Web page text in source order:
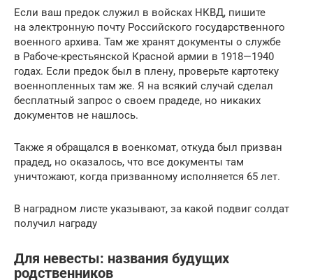
Если ваш предок служил в войсках НКВД, пишите
на электронную почту Российского государственного
военного архива. Там же хранят документы о службе
в Рабоче-крестьянской Красной армии в 1918—1940
годах. Если предок был в плену, проверьте картотеку
военнопленных там же. Я на всякий случай сделал
бесплатный запрос о своем прадеде, но никаких
документов не нашлось.
Также я обращался в военкомат, откуда был призван
прадед, но оказалось, что все документы там
уничтожают, когда призванному исполняется 65 лет.
В наградном листе указывают, за какой подвиг солдат
получил награду
Для невесты: названия будущих
родственников